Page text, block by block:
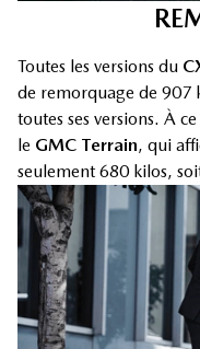
Toutes les versions du
de remorquage de 907
toutes ses versions. À
le GMC Terrain, qui
seulement 680 kilos,